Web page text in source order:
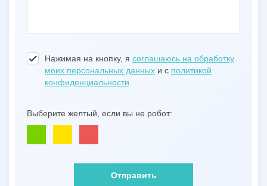
Нажимая на кнопку, я соглашаюсь на обработку
моих персональных данных и с политикой
конфиденциальности
Выберите желтый, если вы не робот:
Отправить